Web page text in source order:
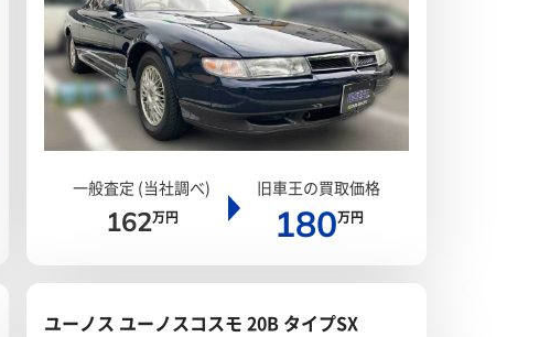
一般査定 (当社調べ)
162万円
旧車王の買取価格
180万円
ユーノス ユーノスコスモ 20B タイプSX